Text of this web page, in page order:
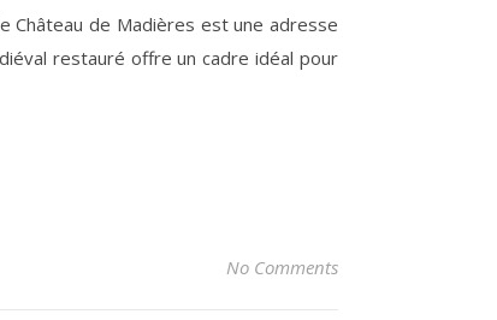
restauré offre un cadre idéal pour
No Comments